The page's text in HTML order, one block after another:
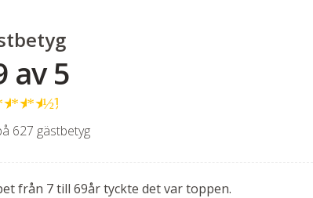
kök som man passerar på väg ut till terrassen som
ner mot poolen som är fint placerad i den
av pinjeträden med den friska doften av
du av och njuter av lugnet i den
av 5
★★★ ½
627 gästbetyg
från 7 till 69år tyckte det var toppen.